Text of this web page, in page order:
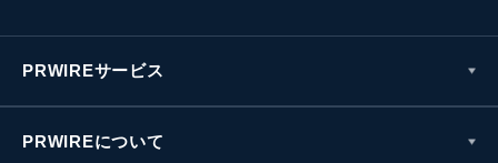
PRWIREサービス
PRWIREについて